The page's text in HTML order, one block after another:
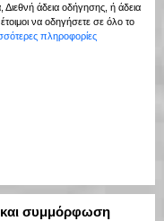
Διεθνή άδεια οδήγησης, ή άδεια
έτοιμοι να οδηγήσετε σε όλο το
πληροφορίες
συμμόρφωση